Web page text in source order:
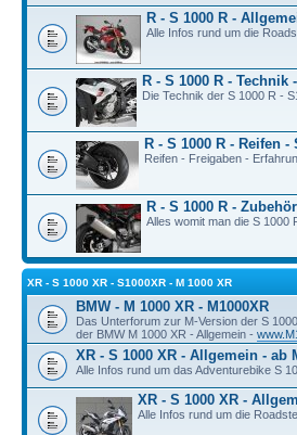
R - S 1000 R -
Alle Infos rund um die
R - S 1000 R - Technik
Die Technik der S 1000 R -
R - S 1000 R - Reifen -
Reifen - Freigaben -
R - S 1000 R -
Alles womit man die S 1000
XR - S 1000 XR - S1000XR - M 1000 XR
BMW - M 1000 XR - M1000XR
Das Unterforum zur M-Version der S 1000
der BMW M 1000 XR - Allgemein -
XR - S 1000 XR - Allgemein - ab
Alle Infos rund um das Adventurebike S
XR - S 1000 XR -
Alle Infos rund um die